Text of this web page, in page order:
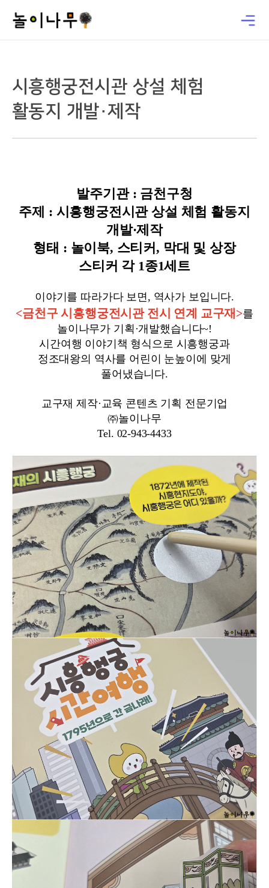
시흥행궁전시관 상설 체험
활동지 개발·제작
발주기관 : 금천구청
주제 : 시흥행궁전시관 상설 체험 활동지
개발·제작
형태 : 놀이북, 스티커, 막대 및 상장
스티커 각 1종1세트
이야기를 따라가다 보면, 역사가 보입니다.
<금천구 시흥행궁전시관 전시 연계 교구재>를
놀이나무가 기획·개발했습니다~!
시간여행 이야기책 형식으로 시흥행궁과
정조대왕의 역사를 어린이 눈높이에 맞게
풀어냈습니다.
교구재 제작·교육 콘텐츠 기획 전문기업
㈜놀이나무
Tel. 02-943-4433